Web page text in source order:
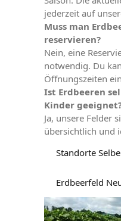
jederzeit auf
Muss man
reservieren?
Nein, eine
notwendig. Du
Öffnungszeiten
Ist Erdbeeren
Kinder
Ja, unsere Felder
übersichtlich und
Standorte
Erdbeerfeld